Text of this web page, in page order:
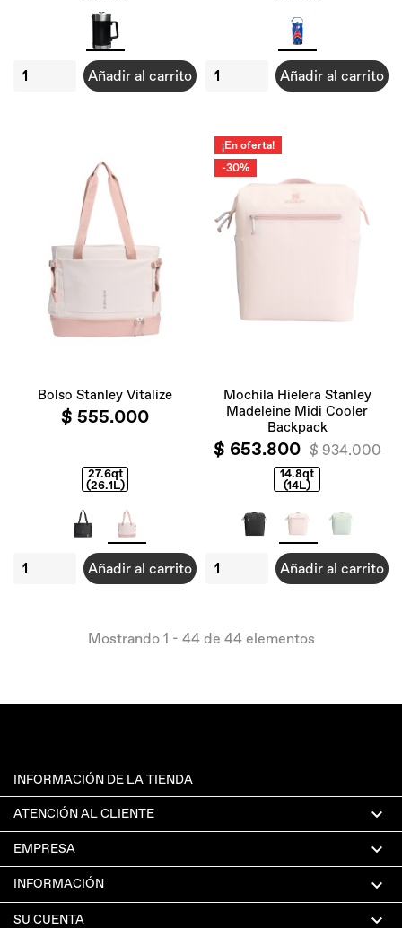
Añadir al carrito Añadir al carrito
Bolso Stanley Vitalize
$ 555.000
27.6qt
(26.1L)
Añadir al carrito
¡En oferta!
-30%
Mochila Hielera Stanley
Madeleine Midi Cooler
Backpack
$ 653.800 $ 934.000
14.8qt
(14L)
Añadir al carrito
Mostrando 1 - 44 de 44 elementos
INFORMACIÓN DE LA TIENDA
ATENCIÓN AL CLIENTE 
EMPRESA 
INFORMACIÓN 
SU CUENTA 